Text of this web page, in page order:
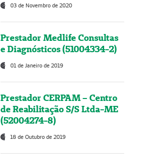
03 de Novembro de 2020
Prestador Medlife Consultas
e Diagnósticos (51004334-2)
01 de Janeiro de 2019
Prestador CERPAM – Centro
de Reabilitação S/S Ltda-ME
(52004274-8)
18 de Outubro de 2019